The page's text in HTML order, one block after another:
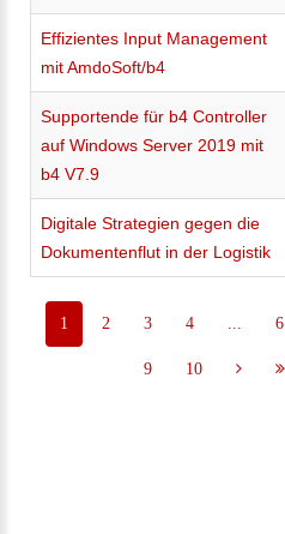
Effizientes Input Management
mit AmdoSoft/b4
Supportende für b4 Controller
auf Windows Server 2019 mit
b4 V7.9
Digitale Strategien gegen die
Dokumentenflut in der Logistik
1 2 3 4 ... 6
9 10